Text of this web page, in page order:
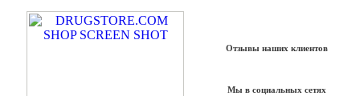
Отзывы наших клиентов
Мы в социальных сетях